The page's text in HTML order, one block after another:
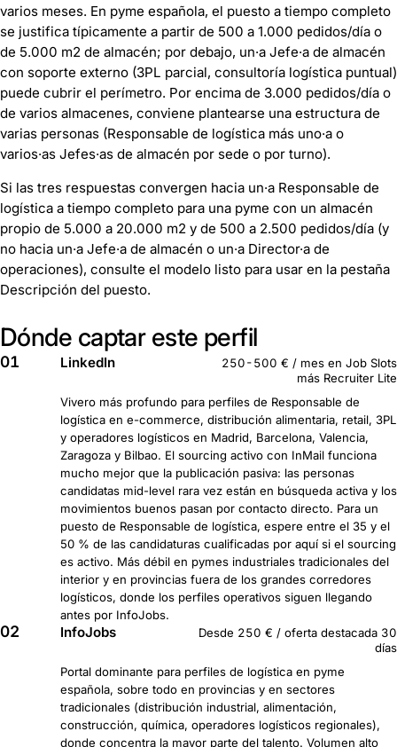
varios meses. En pyme española, el puesto a tiempo completo
se justifica típicamente a partir de 500 a 1.000 pedidos/día o
de 5.000 m2 de almacén; por debajo, un·a Jefe·a de almacén
con soporte externo (3PL parcial, consultoría logística puntual)
puede cubrir el perímetro. Por encima de 3.000 pedidos/día o
de varios almacenes, conviene plantearse una estructura de
varias personas (Responsable de logística más uno·a o
varios·as Jefes·as de almacén por sede o por turno).
Si las tres respuestas convergen hacia un·a Responsable de
logística a tiempo completo para una pyme con un almacén
propio de 5.000 a 20.000 m2 y de 500 a 2.500 pedidos/día (y
no hacia un·a Jefe·a de almacén o un·a Director·a de
operaciones), consulte el modelo listo para usar en la pestaña
Descripción del puesto.
Dónde captar este perfil
01 LinkedIn
250-500 € / mes en Job Slots
más Recruiter Lite
Vivero más profundo para perfiles de Responsable de
logística en e-commerce, distribución alimentaria, retail, 3PL
y operadores logísticos en Madrid, Barcelona, Valencia,
Zaragoza y Bilbao. El sourcing activo con InMail funciona
mucho mejor que la publicación pasiva: las personas
candidatas mid-level rara vez están en búsqueda activa y los
movimientos buenos pasan por contacto directo. Para un
puesto de Responsable de logística, espere entre el 35 y el
50 % de las candidaturas cualificadas por aquí si el sourcing
es activo. Más débil en pymes industriales tradicionales del
interior y en provincias fuera de los grandes corredores
logísticos, donde los perfiles operativos siguen llegando
antes por InfoJobs.
02 InfoJobs
Desde 250 € / oferta destacada 30
días
Portal dominante para perfiles de logística en pyme
española, sobre todo en provincias y en sectores
tradicionales (distribución industrial, alimentación,
construcción, química, operadores logísticos regionales),
donde concentra la mayor parte del talento. Volumen alto